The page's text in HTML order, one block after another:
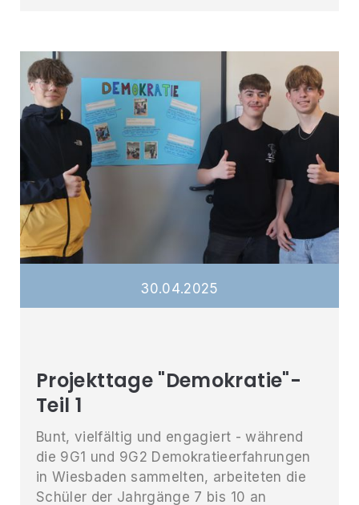
30.04.2025
Projekttage "Demokratie"-
Teil 1
Bunt, vielfältig und engagiert - während
die 9G1 und 9G2 Demokratieerfahrungen
in Wiesbaden sammelten, arbeiteten die
Schüler der Jahrgänge 7 bis 10 an